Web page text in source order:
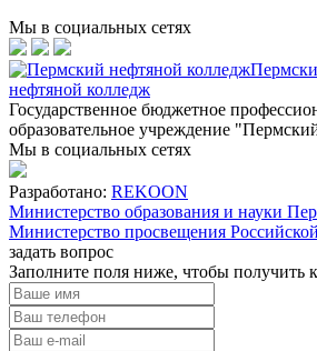
Мы в социальных сетях
нефтяной колледж
Государственное бюджетное
образовательное учреждение
Мы в социальных сетях
Разработано: REKOON
Министерство образования и науки
Министерство просвещения
задать вопрос
Заполните поля ниже, чтобы получить